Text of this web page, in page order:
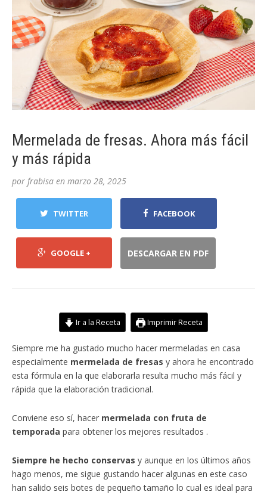
Mermelada de fresas. Ahora más fácil
y más rápida
por frabisa en marzo 28, 2025
TWITTER FACEBOOK
GOOGLE + DESCARGAR EN PDF
Ir a la Receta Imprimir Receta
Siempre me ha gustado mucho hacer mermeladas en casa
especialmente mermelada de fresas y ahora he encontrado
esta fórmula en la que elaborarla resulta mucho más fácil y
rápida que la elaboración tradicional.
Conviene eso sí, hacer mermelada con fruta de
temporada para obtener los mejores resultados .
Siempre he hecho conservas y aunque en los últimos años
hago menos, me sigue gustando hacer algunas en este caso
han salido seis botes de pequeño tamaño lo cual es ideal para